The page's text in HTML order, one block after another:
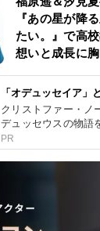
『あの星が降
たい。』で高
想いと成長に
「オデュッセイア」
クリストファー・ノ
デュッセウスの物語
PR